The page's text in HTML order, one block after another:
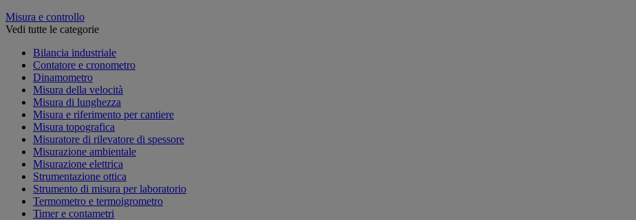
Misura e controllo
Vedi tutte le categorie
Bilancia industriale
Contatore e cronometro
Dinamometro
Misura della velocità
Misura di lunghezza
Misura e riferimento per cantiere
Misura topografica
Misuratore di rilevatore di spessore
Misurazione ambientale
Misurazione elettrica
Strumentazione ottica
Strumento di misura per laboratorio
Termometro e termoigrometro
Timer e contametri